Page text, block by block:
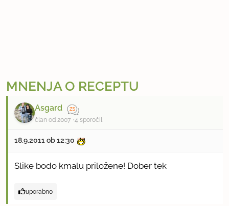
MNENJA O RECEPTU
Asgard
član od 2007 4 sporočil
18.9.2011 ob 12:30
Slike bodo kmalu priložene! Dober tek
uporabno